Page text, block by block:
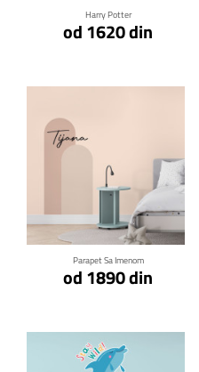
Harry Potter
od 1620 din
Parapet Sa Imenom
od 1890 din
Klikni za detalje